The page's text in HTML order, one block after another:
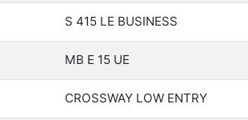
S 415 LE BUSINESS
MB E 15 UE
CROSSWAY LOW ENTRY